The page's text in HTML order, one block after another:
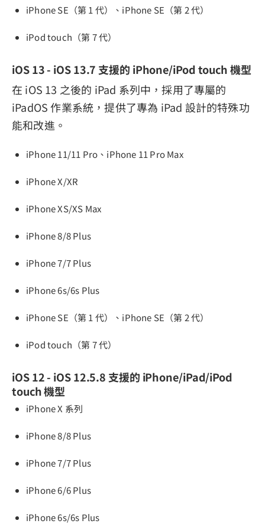
iPhone SE（第 1 代）、iPhone SE（第 2 代）
iPod touch（第 7 代）
iOS 13 - iOS 13.7 支援的 iPhone/iPod touch 機型
在 iOS 13 之後的 iPad 系列中，採用了專屬的
iPadOS 作業系統，提供了專為 iPad 設計的特殊功
能和改進。
iPhone 11/11 Pro、iPhone 11 Pro Max
iPhone X/XR
iPhone XS/XS Max
iPhone 8/8 Plus
iPhone 7/7 Plus
iPhone 6s/6s Plus
iPhone SE（第 1 代）、iPhone SE（第 2 代）
iPod touch（第 7 代）
iOS 12 - iOS 12.5.8 支援的 iPhone/iPad/iPod
touch 機型
iPhone X 系列
iPhone 8/8 Plus
iPhone 7/7 Plus
iPhone 6/6 Plus
iPhone 6s/6s Plus